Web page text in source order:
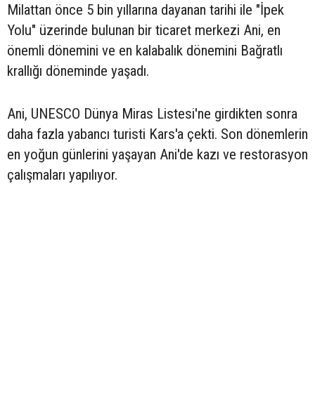
Milattan önce 5 bin yıllarına dayanan tarihi ile "İpek
Yolu" üzerinde bulunan bir ticaret merkezi Ani, en
önemli dönemini ve en kalabalık dönemini Bağratlı
krallığı döneminde yaşadı.
Ani, UNESCO Dünya Miras Listesi'ne girdikten sonra
daha fazla yabancı turisti Kars'a çekti. Son dönemlerin
en yoğun günlerini yaşayan Ani'de kazı ve restorasyon
çalışmaları yapılıyor.